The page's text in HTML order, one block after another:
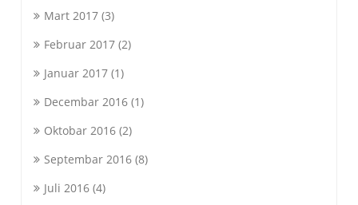
Mart 2017(3)
Februar 2017(2)
Januar 2017(1)
Decembar 2016(1)
Oktobar 2016(2)
Septembar 2016(8)
Juli 2016(4)